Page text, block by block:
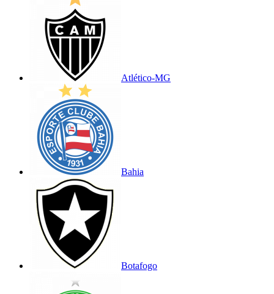
Atlético-MG
Bahia
Botafogo